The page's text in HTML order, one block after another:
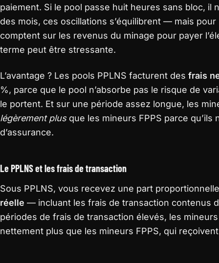
paiement. Si le pool passe huit heures sans bloc, il
des mois, ces oscillations s’équilibrent — mais
comptent sur les revenus du minage pour payer
terme peut être stressante.
L’avantage ? Les pools PPLNS facturent des frais
%, parce que le pool n’absorbe pas le risque de
le portent. Et sur une période assez longue, les
légèrement plusque les mineurs FPPS parce qu’ils
d’assurance.
Le PPLNS et les frais de transaction
Sous PPLNS, vous recevez une part
réelle — incluant les frais de transaction contenus
périodes de frais de transaction élevés, les
nettement plus que les mineurs FPPS, qui